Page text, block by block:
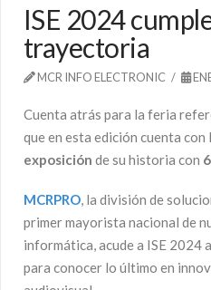
ISE 2024
trayectoria
MCR INFO ELECTRONIC
Cuenta atrás para la feria
que en esta edición cuenta con
exposición de su historia con
MCRPRO, la división de
primer mayorista nacional de
informática, acude a ISE 2024
para conocer lo último en